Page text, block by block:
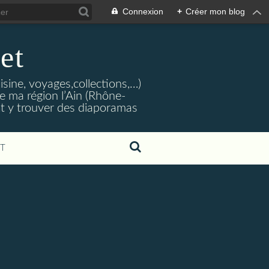
Connexion + Créer mon blog
voyages,collections,…)
région l’Ain (Rhône-
y trouver des diaporamas